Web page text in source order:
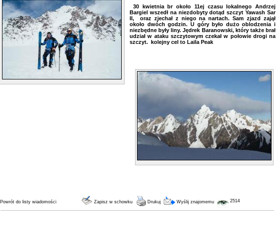
30 kwietnia br około 11ej czasu lokalnego Andrzej
Bargiel wszedł na niezdobyty dotąd szczyt Yawash Sar
II, oraz zjechał z niego na nartach. Sam zjazd zajął
około dwóch godzin. U góry było dużo oblodzenia i
niezbędne były liny. Jędrek Baranowski, który także brał
udział w ataku szczytowym czekał w połowie drogi na
szczyt. kolejny cel to Laila Peak
Powrót do listy wiadomości Zapisz w schowku Drukuj Wyślij znajomemu 2514